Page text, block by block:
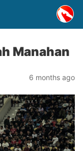
Manahan
6 months ago